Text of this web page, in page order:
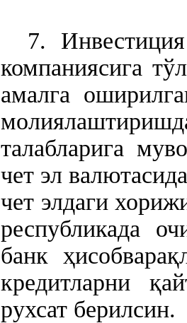
7.
компаниясига
амалга
талабларига
чет эл
чет элдаги
республикада
банкҳисобварақ
кредитларни қ
рухсат берилсин.